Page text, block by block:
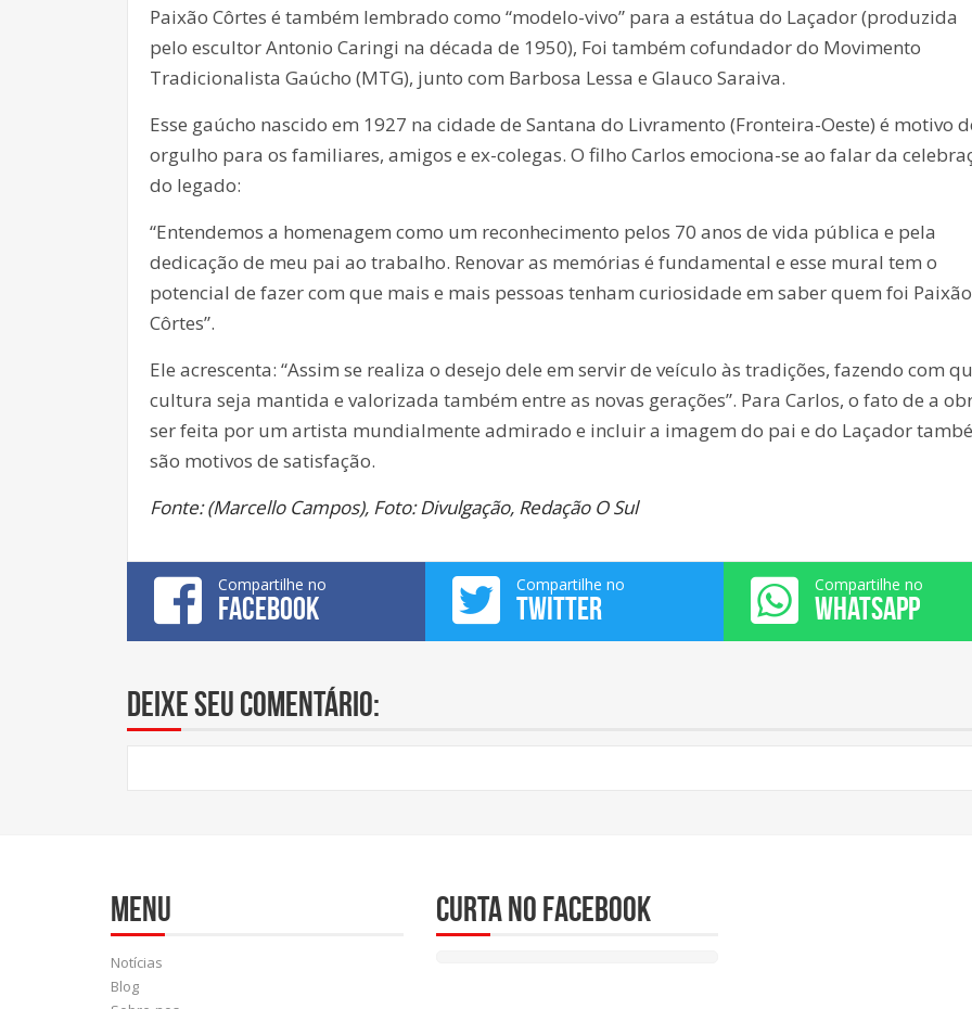
Paixão Côrtes é também lembrado como “modelo-vivo” para a estátua do Laçador (produzida
pelo escultor Antonio Caringi na década de 1950), Foi também cofundador do Movimento
Tradicionalista Gaúcho (MTG), junto com Barbosa Lessa e Glauco Saraiva.
Esse gaúcho nascido em 1927 na cidade de Santana do Livramento (Fronteira-Oeste) é motivo
orgulho para os familiares, amigos e ex-colegas. O filho Carlos emociona-se ao falar da
do legado:
“Entendemos a homenagem como um reconhecimento pelos 70 anos de vida pública e pela
dedicação de meu pai ao trabalho. Renovar as memórias é fundamental e esse mural tem o
potencial de fazer com que mais e mais pessoas tenham curiosidade em saber quem foi Paixão
Côrtes”.
Ele acrescenta: “Assim se realiza o desejo dele em servir de veículo às tradições, fazendo com
cultura seja mantida e valorizada também entre as novas gerações”. Para Carlos, o fato de a
ser feita por um artista mundialmente admirado e incluir a imagem do pai e do Laçador
são motivos de satisfação.
Fonte: (Marcello Campos), Foto: Divulgação, Redação O Sul
Compartilhe no
FACEBOOK
Compartilhe no
TWITTER
Compartilhe no
WHATSAPP
Deixe seu comentário:
Menu
Notícias
Blog
Curta no Facebook